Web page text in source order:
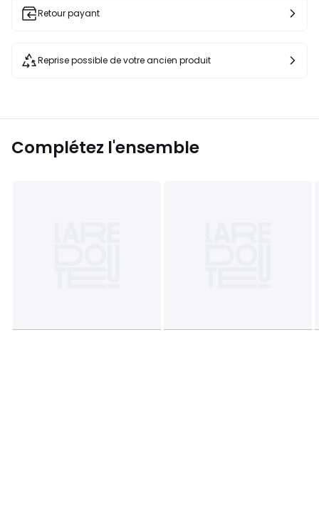
Retour payant
Reprise possible de votre ancien produit
Complétez l'ensemble